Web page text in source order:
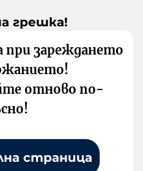
грешка!
при зареждането
отново по-
страница